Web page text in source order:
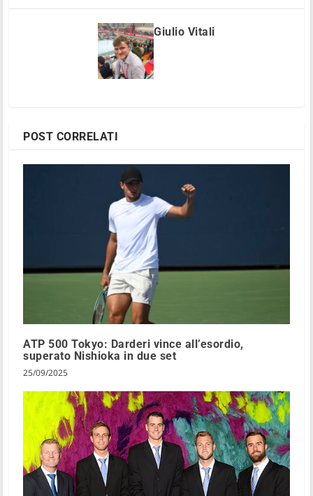
Giulio Vitali
POST CORRELATI
ATP 500 Tokyo: Darderi vince all’esordio,
superato Nishioka in due set
25/09/2025